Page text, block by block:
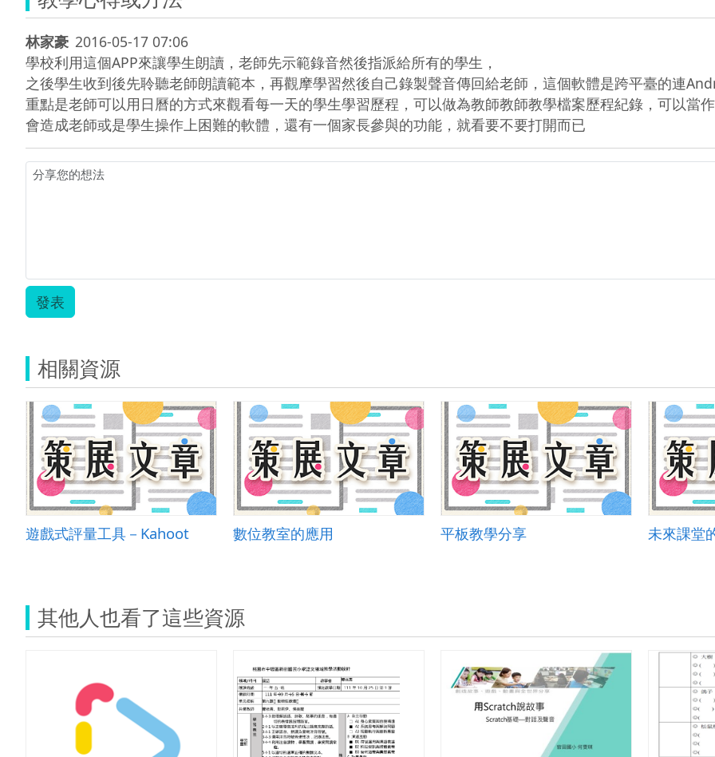
林家豪 2016-05-17 07:06
學校利用這個APP來讓學生朗讀，老師先示範錄音然後指派給所有的學生，
之後學生收到後先聆聽老師朗讀範本，再觀摩學習然後自己錄製聲音傳回給老師，這個軟體是跨平臺的連
重點是老師可以用日曆的方式來觀看每一天的學生學習歷程，可以做為教師教師教學檔案歷程紀錄，可以當
會造成老師或是學生操作上困難的軟體，還有一個家長參與的功能，就看要不要打開而已
發表
相關資源
遊戲式評量工具－Kahoot 數位教室的應用 平板教學分享 未來課堂
其他人也看了這些資源